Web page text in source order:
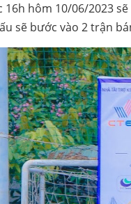
16h hôm 10/06/2023
sẽ bước vào 2 trận